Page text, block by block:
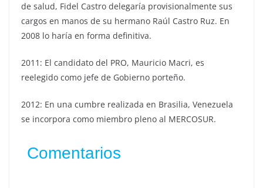
de salud, Fidel Castro delegaría provisionalmente sus
cargos en manos de su hermano Raúl Castro Ruz. En
2008 lo haría en forma definitiva.
2011: El candidato del PRO, Mauricio Macri, es
reelegido como jefe de Gobierno porteño.
2012: En una cumbre realizada en Brasilia, Venezuela
se incorpora como miembro pleno al MERCOSUR.
Comentarios